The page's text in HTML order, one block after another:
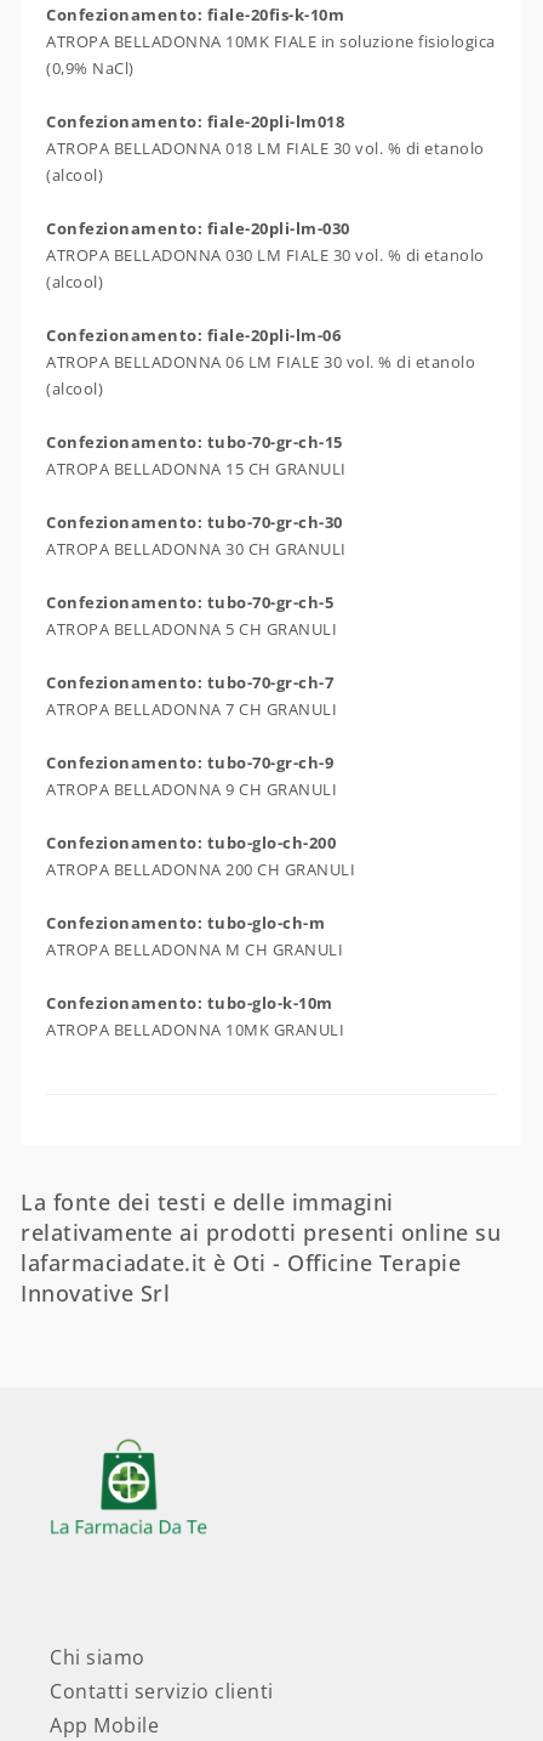
Confezionamento: fiale-20fis-k-10m
ATROPA BELLADONNA 10MK FIALE in soluzione fisiologica
(0,9% NaCl)
Confezionamento: fiale-20pli-lm018
ATROPA BELLADONNA 018 LM FIALE 30 vol. % di etanolo
(alcool)
Confezionamento: fiale-20pli-lm-030
ATROPA BELLADONNA 030 LM FIALE 30 vol. % di etanolo
(alcool)
Confezionamento: fiale-20pli-lm-06
ATROPA BELLADONNA 06 LM FIALE 30 vol. % di etanolo
(alcool)
Confezionamento: tubo-70-gr-ch-15
ATROPA BELLADONNA 15 CH GRANULI
Confezionamento: tubo-70-gr-ch-30
ATROPA BELLADONNA 30 CH GRANULI
Confezionamento: tubo-70-gr-ch-5
ATROPA BELLADONNA 5 CH GRANULI
Confezionamento: tubo-70-gr-ch-7
ATROPA BELLADONNA 7 CH GRANULI
Confezionamento: tubo-70-gr-ch-9
ATROPA BELLADONNA 9 CH GRANULI
Confezionamento: tubo-glo-ch-200
ATROPA BELLADONNA 200 CH GRANULI
Confezionamento: tubo-glo-ch-m
ATROPA BELLADONNA M CH GRANULI
Confezionamento: tubo-glo-k-10m
ATROPA BELLADONNA 10MK GRANULI
La fonte dei testi e delle immagini
relativamente ai prodotti presenti online su
lafarmaciadate.it è Oti - Officine Terapie
Innovative Srl
Chi siamo
Contatti servizio clienti
App Mobile